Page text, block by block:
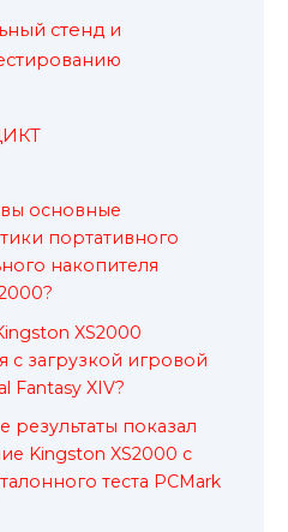
стенд и
основные
портативного
накопителя
XS2000
с загрузкой игровой
Fantasy XIV?
результаты показал
Kingston XS2000 с
теста PCMark